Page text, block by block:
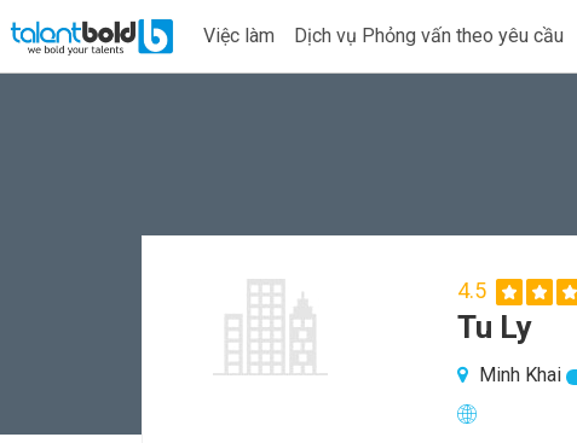
Việc làm Dịch vụ Phỏng vấn theo yêu cầu
4.5
Tu Ly
Minh Khai